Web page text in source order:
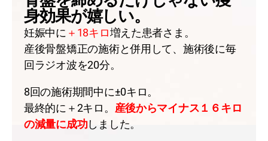
身効果が嬉しい。
妊娠中に ＋18キロ増えた患者さま。
産後骨盤矯正の施術と併用して、施術後に毎
回ラジオ波を20分。
8回の施術期間中に±0キロ。
最終的に＋2キロ。 産後からマイナス１６キロ
の減量に成功しました。